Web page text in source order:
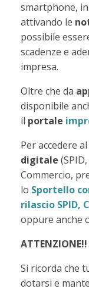
smartphone,
attivando le
possibile
scadenze e
impresa.
Oltre che da
disponibile
il portale
Per accedere
digitale
Commercio,
lo Sportello
rilascio SPID,
oppure anche
ATTENZIONE!!
Si ricorda che
dotarsi e